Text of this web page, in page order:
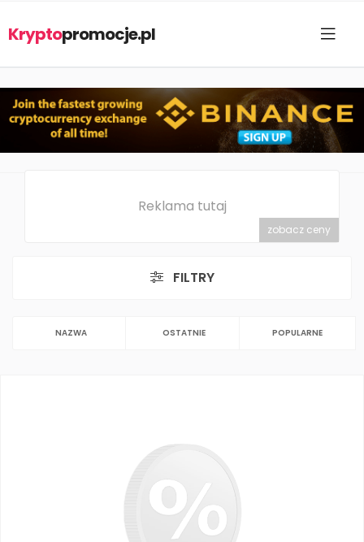
Kryptopromocje.pl
Reklama tutaj
zobacz ceny
FILTRY
NAZWA OSTATNIE POPULARNE